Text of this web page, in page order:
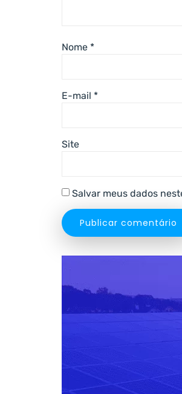
Nome *
E-mail *
Site
Salvar meus dados